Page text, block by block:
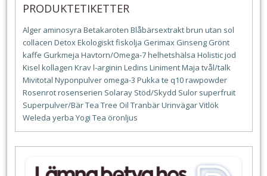
PRODUKTETIKETTER
Alger aminosyra Betakaroten Blåbärsextraktbrun utan sol
collacen DetoxEkologisktfiskolja Gerimax Ginseng Grönt
kaffe Gurkmeja Havtorn/Omega-7helhetshälsa Holisticjod
Kisel kollagen Kravl-arginin Ledins LinimentMaja tvål/talk
Mivitotal Nyponpulver omega-3 Pukka te q10rawpowder
Rosenrotrosenserien Solaray Stöd/Skydd Sulor superfruit
Superpulver/BärTea Tree Oil TranbärUrinvägarVitlök
Weleda yerba Yogi Tea öronljus